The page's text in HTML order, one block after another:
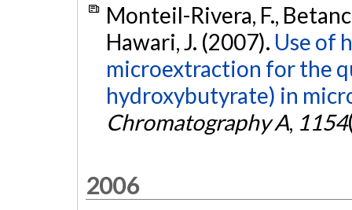
Monteil-Rivera, F.,
Hawari, J. (2007). Use of
microextraction for the
hydroxybutyrate) in
Chromatography A, 1154
2006